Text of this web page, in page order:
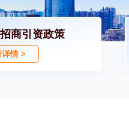
商引资政策
情 >